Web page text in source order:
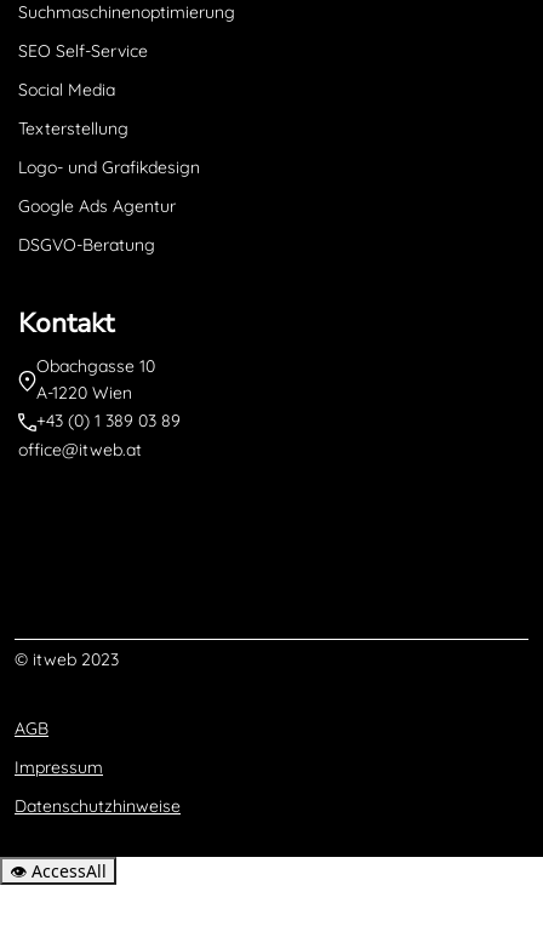
Suchmaschinenoptimierung
SEO Self-Service
Social Media
Texterstellung
Logo- und Grafikdesign
Google Ads Agentur
DSGVO-Beratung
Kontakt
Obachgasse 10
A-1220 Wien
+43 (0) 1 389 03 89
office@itweb.at
© itweb 2023
AGB
Impressum
Datenschutzhinweise
👁 AccessAll